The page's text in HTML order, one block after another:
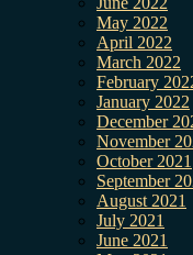
May 2022
April 2022
March 2022
February
January 2022
December
November
October 2021
September
August 2021
July 2021
June 2021